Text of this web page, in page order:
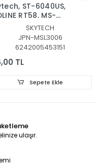
ST-6040US,
RT58, MS-
V2, Blaupunkt,
PROFİLO,
LED BAR,
L3006 V2 ,
006AS-
SKYTECH
JPN-MSL3006
6242005453151
TL
Sepete Ekle
ulaşır.